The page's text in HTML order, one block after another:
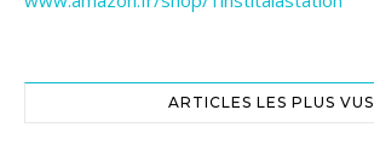
ARTICLES LES PLUS VUS